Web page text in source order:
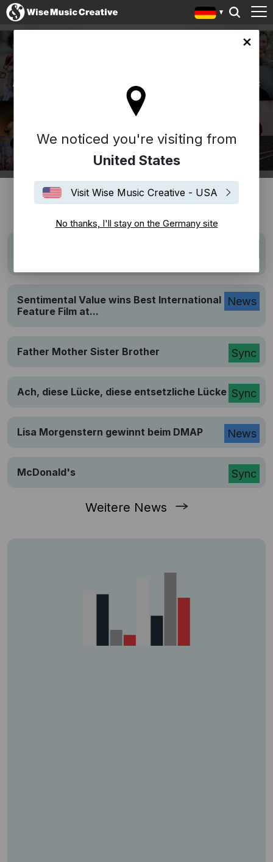
Als Teil von Bosworth Music und der globalen Wise Music
Group vertreten wir hochkarätige Kompositionen & Songs
und bieten Ihnen Lizenzierungen, Musikrecherche und
Auftragskompositionen an.
site
We noticed you're visiting from
United States
Visit Wise Music Creative - USA
No thanks, I'll stay on the Germany site
News
Sentimental Value wins Best International
Feature Film at...
Sync
Father Mother Sister Brother
Sync
Ach, diese Lücke, diese entsetzliche Lücke
News
Lisa Morgenstern gewinnt beim DMAP
Sync
McDonald's
Weitere News